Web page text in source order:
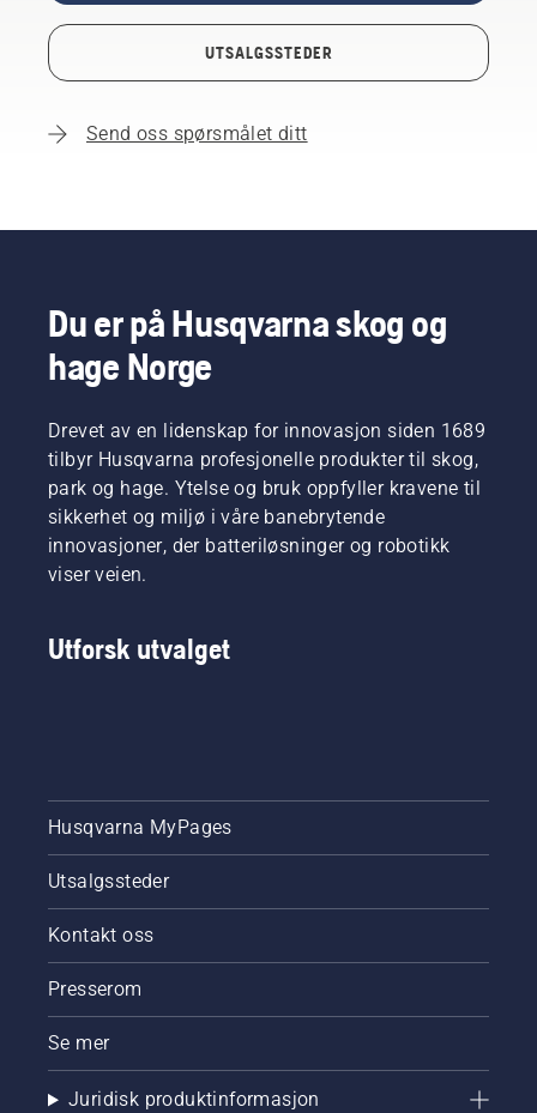
UTSALGSSTEDER
Send oss spørsmålet ditt
Du er på Husqvarna skog og
hage Norge
Drevet av en lidenskap for innovasjon siden 1689
tilbyr Husqvarna profesjonelle produkter til skog,
park og hage. Ytelse og bruk oppfyller kravene til
sikkerhet og miljø i våre banebrytende
innovasjoner, der batteriløsninger og robotikk
viser veien.
Utforsk utvalget
Husqvarna MyPages
Utsalgssteder
Kontakt oss
Presserom
Se mer
Juridisk produktinformasjon